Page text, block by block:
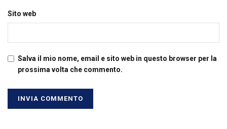
Sito web
Salva il mio nome, email e sito web in questo browser per la
prossima volta che commento.